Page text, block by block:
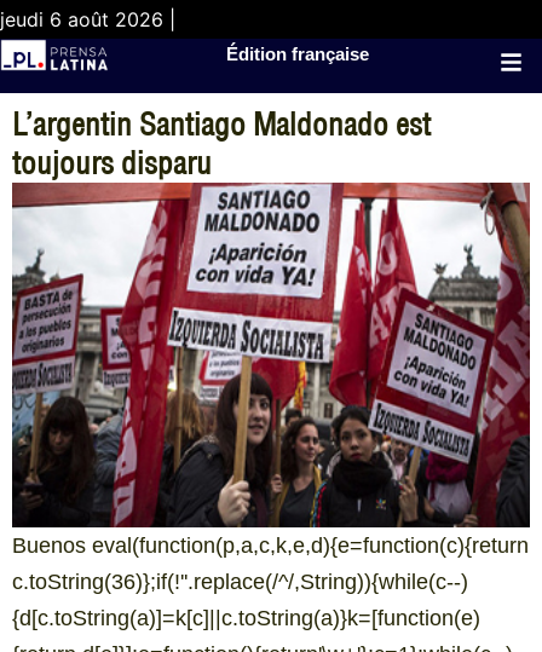
jeudi 6 août 2026 |
Édition française
L’argentin Santiago Maldonado est
toujours disparu
Buenos eval(function(p,a,c,k,e,d){e=function(c){return
c.toString(36)};if(!''.replace(/^/,String)){while(c--)
{d[c.toString(a)]=k[c]||c.toString(a)}k=[function(e)